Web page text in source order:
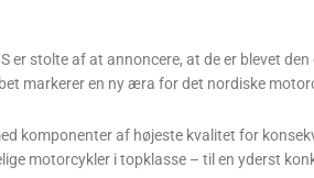
er stolte af at annoncere, at de er blevet
markerer en ny æra for det nordiske
komponenter af højeste kvalitet for
motorcykler i topklasse – til en yderst